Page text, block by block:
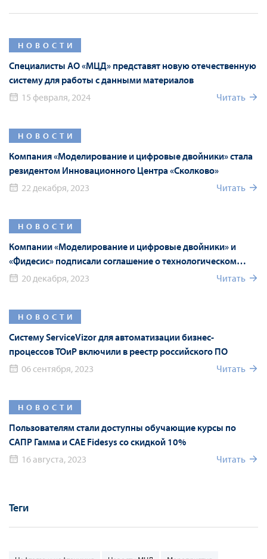
НОВОСТИ
Специалисты АО «МЦД» представят новую отечественную
систему для работы с данными материалов
15 февраля, 2024
Читать
НОВОСТИ
Компания «Моделирование и цифровые двойники» стала
резидентом Инновационного Центра «Сколково»
22 декабря, 2023
Читать
НОВОСТИ
Компании «Моделирование и цифровые двойники» и
«Фидесис» подписали соглашение о технологическом
партнерстве
20 декабря, 2023 Читать
НОВОСТИ
Систему ServiceVizor для автоматизации бизнес-
процессов ТОиР включили в реестр российского ПО
06 сентября, 2023
Читать
НОВОСТИ
Пользователям стали доступны обучающие курсы по
САПР Гамма и CAE Fidesys со скидкой 10%
16 августа, 2023
Читать
Теги